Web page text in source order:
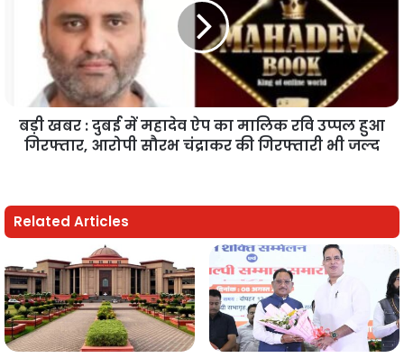
बड़ी खबर : दुबई में महादेव ऐप का मालिक रवि उप्पल हुआ
गिरफ्तार, आरोपी सौरभ चंद्राकर की गिरफ्तारी भी जल्द
Related Articles